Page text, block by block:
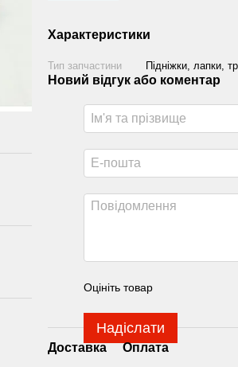
Характеристики
Тип запчастини Підніжки, лапки,
Новий відгук або коментар
Оцініть товар
Надіслати
Доставка Оплата